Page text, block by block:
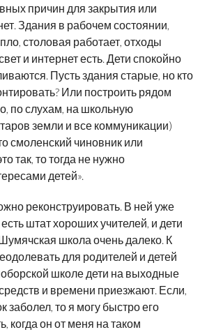
причин для закрытия или
Здания в рабочем состоянии,
столовая работает, отходы
и интернет есть. Дети спокойно
Пусть здания старые, но кто
Или построить рядом
по слухам, на школьную
земли и все коммуникации)
смоленский чиновник или
так, то тогда не нужно
детей».
реконструировать. В ней уже
штат хороших учителей, и дети
школа очень далеко. К
для родителей и детей
школе дети на выходные
и времени приезжают. Если,
заболел, то я могу быстро его
когда он от меня на таком